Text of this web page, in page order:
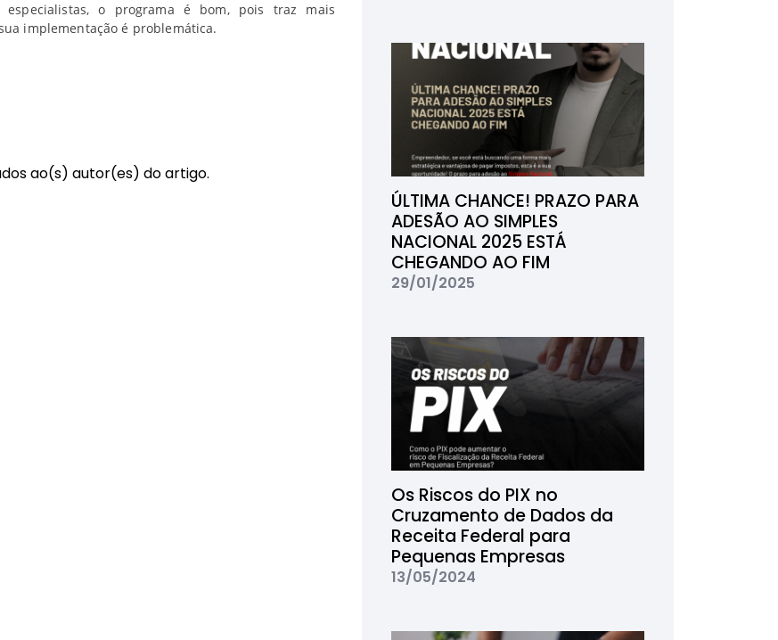
o programa é bom, pois traz mais
implementação é problemática.
ao(s) autor(es) do artigo.
ÚLTIMA CHANCE! PRAZO PARA
ADESÃO AO SIMPLES
NACIONAL 2025 ESTÁ
CHEGANDO AO FIM
29/01/2025
Os Riscos do PIX no
Cruzamento de Dados da
Receita Federal para
Pequenas Empresas
13/05/2024